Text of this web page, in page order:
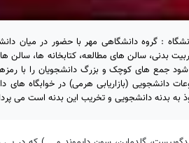
: گروه دانشگاهی مهر با حضور در میان
بدنی، سالن های مطالعه، کتابخانه ها، سالن
جمع های کوچک و بزرگ دانشجویان را با
دانشجویی (بازاریابی هرمی) در خوابگاه های
به بدنه دانشجویی و تخریب این بدنه است می